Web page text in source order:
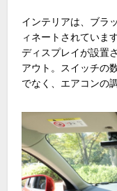
インテリアは、ブラ
ィネートされていま
ディスプレイが設置
アウト。スイッチの
でなく、エアコンの